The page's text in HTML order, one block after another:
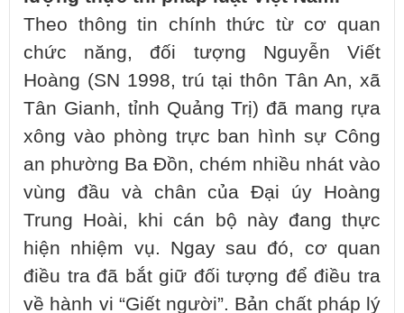
Theo thông tin chính thức từ cơ quan
chức năng, đối tượng Nguyễn Viết
Hoàng (SN 1998, trú tại thôn Tân An, xã
Tân Gianh, tỉnh Quảng Trị) đã mang rựa
xông vào phòng trực ban hình sự Công
an phường Ba Đồn, chém nhiều nhát vào
vùng đầu và chân của Đại úy Hoàng
Trung Hoài, khi cán bộ này đang thực
hiện nhiệm vụ. Ngay sau đó, cơ quan
điều tra đã bắt giữ đối tượng để điều tra
về hành vi “Giết người”. Bản chất pháp lý